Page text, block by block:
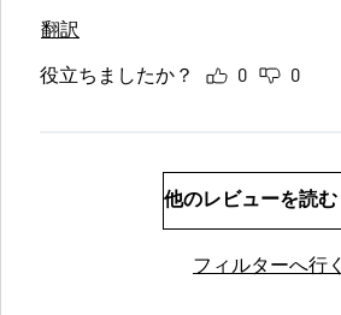
翻訳
役立ちましたか？ 0 0
他のレビューを読む
フィルターへ行く